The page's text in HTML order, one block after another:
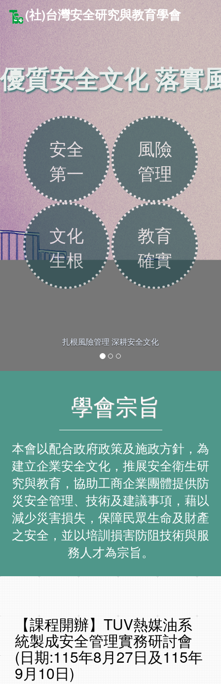
(社)台灣安全研究與教育學會
優質安全文化 落實
安全
第一
風險
管理
文化
生根
教育
確實
扎根風險管理 深耕安全文化
學會宗旨
本會以配合政府政策及施政方針，為
建立企業安全文化，推展安全衛生研
究與教育，協助工商企業團體提供防
災安全管理、技術及建議事項，藉以
減少災害損失，保障民眾生命及財產
之安全，並以培訓損害防阻技術與服
務人才為宗旨。
【課程開辦】TUV熱媒油系
統製成安全管理實務研討會
(日期:115年8月27日及115年
9月10日)